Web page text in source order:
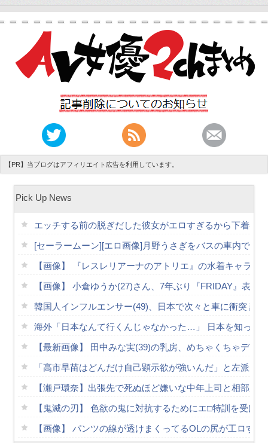
【PR】当ブログはアフィリエイト広告を利用しています。
Pick Up News
エッチする前の脱ぎだした彼女がエロすぎるから下着姿
[セーラームーン][エロ画像]月野うさぎをバスの車内で散
【画像】 『レスレリアーナのアトリエ』の水着キャラ、
【画像】 小倉ゆうか(27)さん、7年ぶり『FRIDAY』表紙
韓国人インフルエンサー(49)、日本で次々と車に衝突 計7
海外「日本なんて行くんじゃなかった…」 日本を知って
【最新画像】 田中みな実(39)の乳房、めちゃくちゃデカ
「高市早苗はどんだけ自己顕示欲が強いんだ」と左派
【瀬戸環奈】出張先で死ぬほど嫌いな中年上司と相部
【鬼滅の刃】 色欲の鬼に対抗するためにエ□特訓を受
【画像】 パンツの線が透けまくってるOLの尻が工ロす